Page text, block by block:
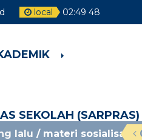
local 02:49 49
SEKOLAH (SARPRAS)
sosialisasi mpls ramah